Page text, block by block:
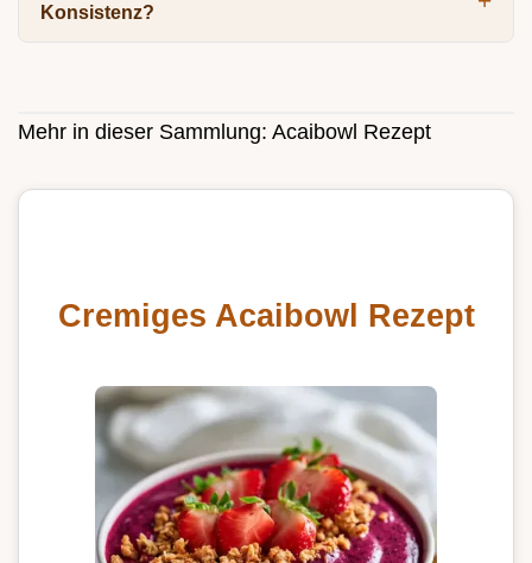
Konsistenz?
Mehr in dieser Sammlung: Acaibowl Rezept
Cremiges Acaibowl Rezept